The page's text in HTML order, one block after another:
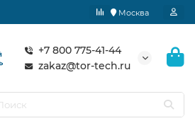
Москва
+7 800 775-41-44
zakaz@tor-tech.ru